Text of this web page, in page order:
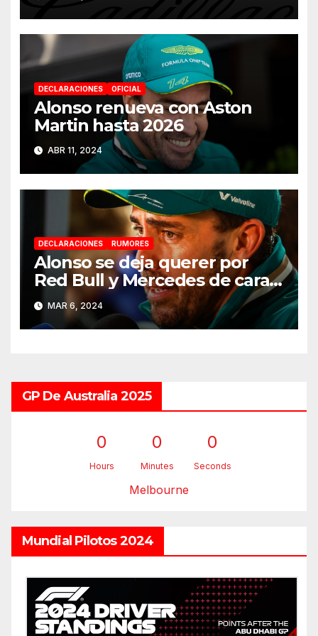
DECLARACIONES OFICIAL
Alonso renueva con Aston
Martin hasta 2026
ABR 11, 2024
DECLARACIONES RUMORES
Alonso se deja querer por
Red Bull y Mercedes de cara a
2025
MAR 6, 2024
GP De Australia 2025
0
Hours
0
Minutes
0
Seconds
Melbourne
Mundial Pilotos 2024